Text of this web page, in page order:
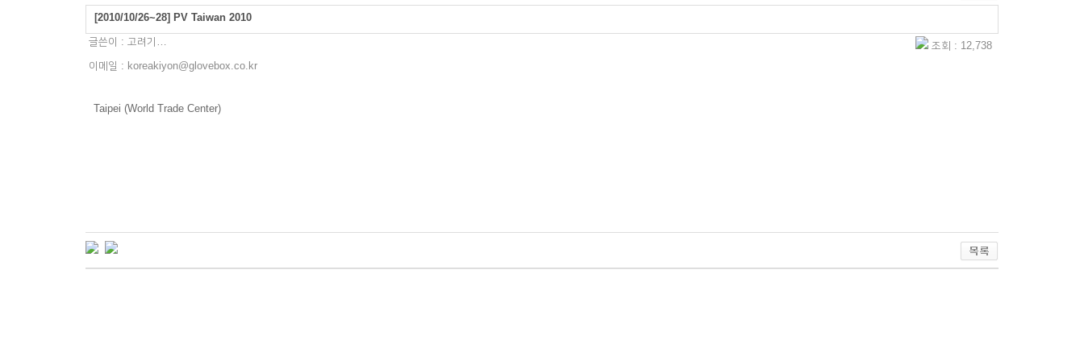
[2010/10/26~28] PV Taiwan 2010
글쓴이 : 고려기…
조회 : 12,738
이메일 : koreakiyon@glovebox.co.kr
Taipei (World Trade Center)